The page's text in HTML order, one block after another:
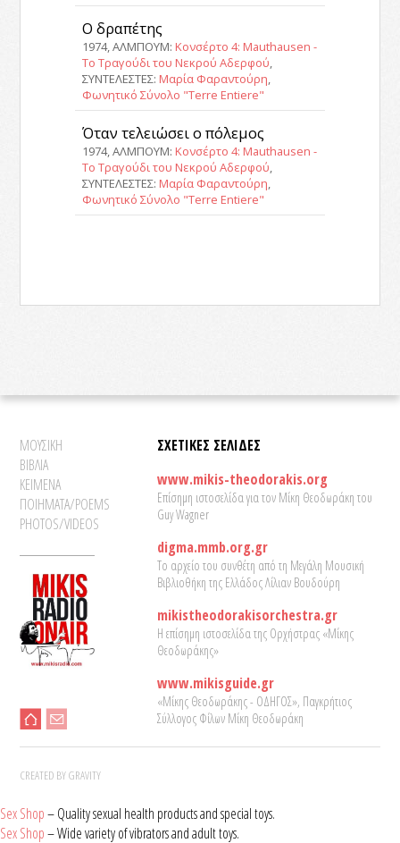
Ο δραπέτης
1974, ΑΛΜΠΟΥΜ: Κονσέρτο 4: Mauthausen -
Το Τραγούδι του Νεκρού Αδερφού,
ΣΥΝΤΕΛΕΣΤΕΣ: Μαρία Φαραντούρη,
Φωνητικό Σύνολο "Terre Entiere"
Όταν τελειώσει ο πόλεμος
1974, ΑΛΜΠΟΥΜ: Κονσέρτο 4: Mauthausen -
Το Τραγούδι του Νεκρού Αδερφού,
ΣΥΝΤΕΛΕΣΤΕΣ: Μαρία Φαραντούρη,
Φωνητικό Σύνολο "Terre Entiere"
ΜΟΥΣΙΚΗ
ΒΙΒΛΙΑ
ΚΕΙΜΕΝΑ
ΠΟΙΗΜΑΤΑ/POEMS
PHOTOS/VIDEOS
ΣΧΕΤΙΚΕΣ ΣΕΛΙΔΕΣ
www.mikis-theodorakis.org
Επίσημη ιστοσελίδα για τον Μίκη Θεοδωράκη του
Guy Wagner
digma.mmb.org.gr
Το αρχείο του συνθέτη από τη Μεγάλη Μουσική
Βιβλιοθήκη της Ελλάδος Λίλιαν Βουδούρη
mikistheodorakisorchestra.gr
Η επίσημη ιστοσελίδα της Ορχήστρας «Μίκης
Θεοδωράκης»
www.mikisguide.gr
«Μίκης Θεοδωράκης - ΟΔΗΓΟΣ», Παγκρήτιος
Σύλλογος Φίλων Μίκη Θεοδωράκη
CREATED BY GRAVITY
Sex Shop– Quality sexual health products and special toys.
Sex Shop– Wide variety of vibrators and adult toys.